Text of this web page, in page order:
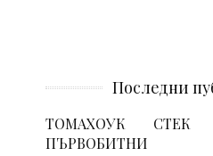
Последни
ТОМАХОУК
ПЪРВОБИТНИ